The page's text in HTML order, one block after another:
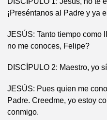
¡Preséntanos al Padre y ya
JESÚS: Tanto tiempo como
no me conoces, Felipe?
DISCÍPULO 2: Maestro, yo
JESÚS: Pues quien me
Padre. Creedme, yo estoy
conmigo.